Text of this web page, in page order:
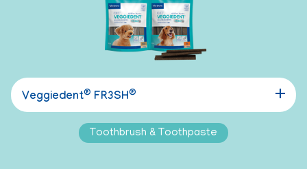
Veggiedent® FR3SH®
Toothbrush & Toothpaste